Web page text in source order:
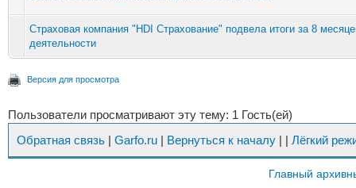
Страховая компания "HDI Страхование" подвела итоги за 8
деятельности
Версия для просмотра
Пользователи просматривают эту тему: 1 Гость(ей)
Обратная связь | Garfo.ru | Вернуться к началу | | Лёгкий
Главный